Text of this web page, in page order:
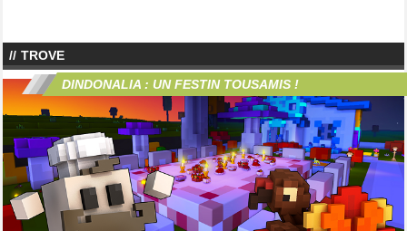
TROVE
DINDONALIA : UN FESTIN TOUSAMIS !